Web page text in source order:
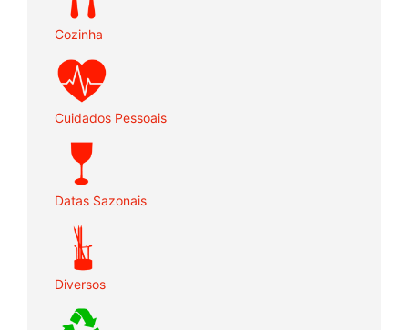
Cozinha
Cuidados Pessoais
Datas Sazonais
Diversos